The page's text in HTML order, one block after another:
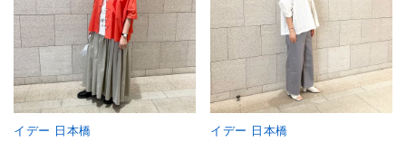
イデー 日本橋 イデー 日本橋